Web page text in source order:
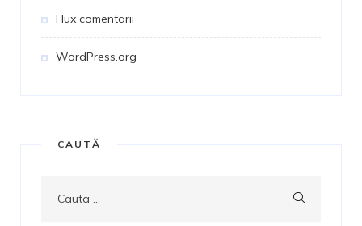
Flux comentarii
WordPress.org
CAUTĂ
Cauta ...